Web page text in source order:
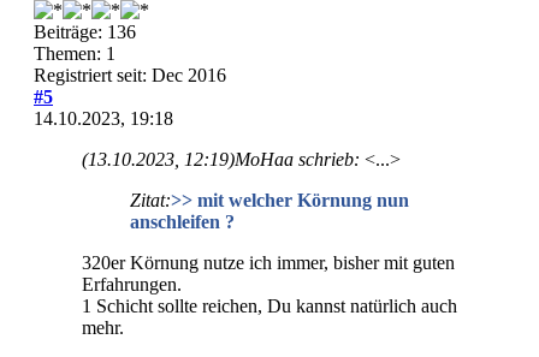
Beiträge: 136
Themen: 1
Registriert seit: Dec 2016
#5
14.10.2023, 19:18
(13.10.2023, 12:19)MoHaa schrieb: <...>
Zitat:>> mit welcher Körnung nun
anschleifen ?
320er Körnung nutze ich immer, bisher mit guten
Erfahrungen.
1 Schicht sollte reichen, Du kannst natürlich auch
mehr.